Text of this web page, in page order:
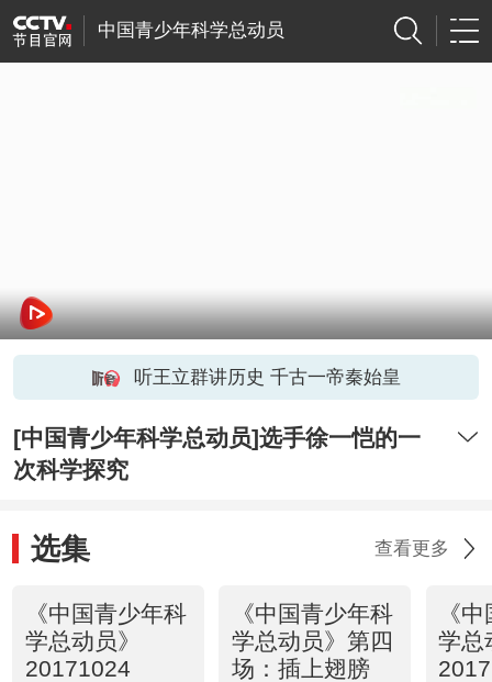
中国青少年科学总动员
听王立群讲历史 千古一帝秦始皇
[中国青少年科学总动员]选手徐一恺的一
次科学探究
选集 查看更多
《中国青少年科
学总动员》
20171024
《中国青少年科
学总动员》第四
场：插上翅膀
《
学总